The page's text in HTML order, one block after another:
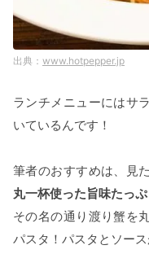
www.hotpepper.jp
ランチメニューにはサ
いているんです！
筆者のおすすめは、見
丸一杯使った旨味たっ
その名の通り渡り蟹を
パスタ！パスタとソース